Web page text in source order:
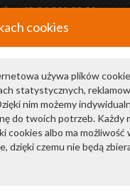
+48 34 366 20 20
cookies
używa plików
statystycznych,
nim możemy
do twoich potrzeb. Każdy
cookies albo ma możliwość
dzięki czemu nie będą
R15 T